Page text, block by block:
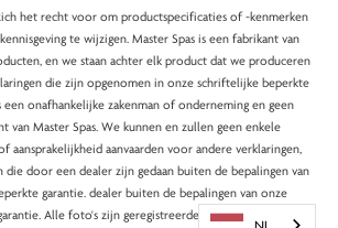
het recht voor om productspecificaties of -kenmerken
te wijzigen. Master Spas is een fabrikant van
en we staan achter elk product dat we produceren
die zijn opgenomen in onze schriftelijke beperkte
een onafhankelijke zakenman of onderneming en geen
van Master Spas. We kunnen en zullen geen enkele
aansprakelijkheid aanvaarden voor andere verklaringen,
door een dealer zijn gedaan buiten de bepalingen van
garantie. dealer buiten de bepalingen van onze
Alle foto's zijn geregistreerde auteursrechten van
NL